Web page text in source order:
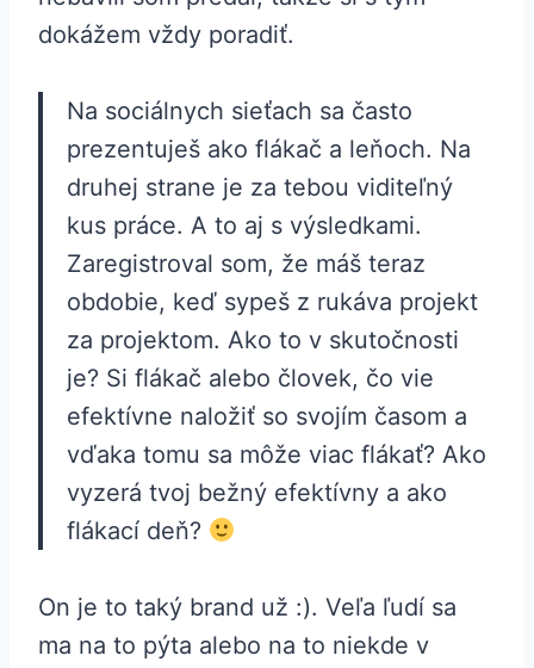
dokážem vždy poradiť.
Na sociálnych sieťach sa často
prezentuješ ako flákač a leňoch. Na
druhej strane je za tebou viditeľný
kus práce. A to aj s výsledkami.
Zaregistroval som, že máš teraz
obdobie, keď sypeš z rukáva projekt
za projektom. Ako to v skutočnosti
je? Si flákač alebo človek, čo vie
efektívne naložiť so svojím časom a
vďaka tomu sa môže viac flákať? Ako
vyzerá tvoj bežný efektívny a ako
flákací deň?
On je to taký brand už :). Veľa ľudí sa
ma na to pýta alebo na to niekde v